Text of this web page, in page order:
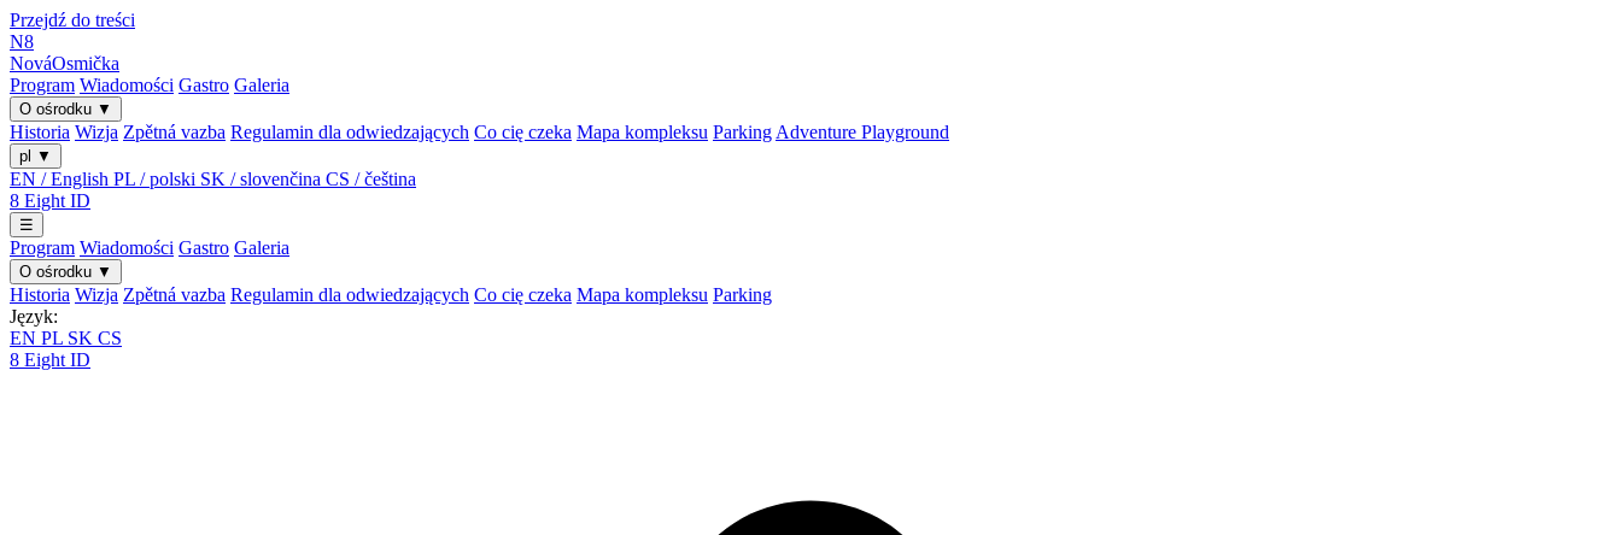
Przejdź do treści
N8
NováOsmička
Program Wiadomości Gastro Galeria
O ośrodku ▼
Historia Wizja Zpětná vazba Regulamin dla odwiedzających Co cię czeka Mapa kompleksu Parking Adventure Playground
pl ▼
EN / English PL / polski SK / slovenčina CS / čeština
8 Eight ID
☰
Program Wiadomości Gastro Galeria
O ośrodku ▼
Historia Wizja Zpětná vazba Regulamin dla odwiedzających Co cię czeka Mapa kompleksu Parking
Język:
EN PL SK CS
8 Eight ID